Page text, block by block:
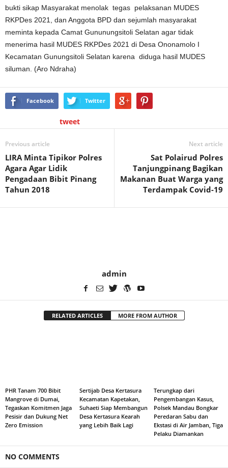
bukti sikap Masyarakat menolak tegas pelaksanan MUDES
RKPDes 2021, dan Anggota BPD dan sejumlah masyarakat
meminta kepada Camat Gununungsitoli Selatan agar tidak
menerima hasil MUDES RKPDes 2021 di Desa Ononamolo I
Kecamatan Gunungsitoli Selatan karena diduga hasil MUDES
siluman. (Aro Ndraha)
Facebook Twitter
tweet
Previous article
LIRA Minta Tipikor Polres
Agara Agar Lidik
Pengadaan Bibit Pinang
Tahun 2018
Next article
Sat Polairud Polres
Tanjungpinang Bagikan
Makanan Buat Warga yang
Terdampak Covid-19
admin
RELATED ARTICLES MORE FROM AUTHOR
PHR Tanam 700 Bibit
Mangrove di Dumai,
Tegaskan Komitmen Jaga
Pesisir dan Dukung Net
Zero Emission
Sertijab Desa Kertasura
Kecamatan Kapetakan,
Suhaeti Siap Membangun
Desa Kertasura Kearah
yang Lebih Baik Lagi
Terungkap dari
Pengembangan Kasus,
Polsek Mandau Bongkar
Peredaran Sabu dan
Ekstasi di Air Jamban, Tiga
Pelaku Diamankan
NO COMMENTS